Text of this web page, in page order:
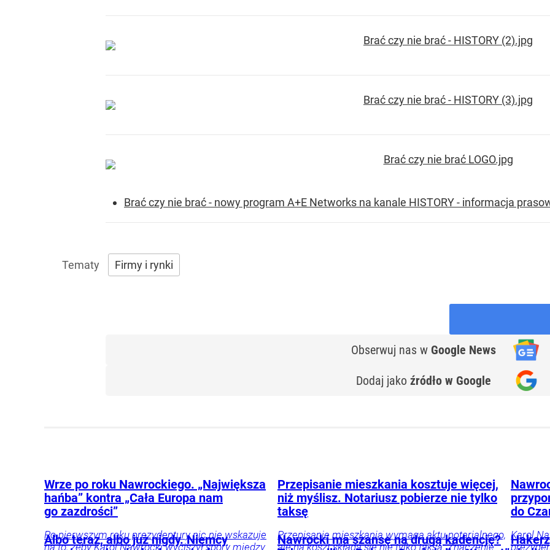
Brać czy nie brać - nowy program A+E Networks na kanale HISTORY - informacja
Firmy i rynki
Obserwuj nas w Google News
Dodaj jako źródło w Google
Wrze po roku Nawrockiego. „Największa
hańba” kontra „Cała Europa nam
go zazdrości”
Po pierwszym roku prezydentury nic nie wskazuje
na to, żeby Karol Nawrocki wyciszył spory między
Przepisanie mieszkania kosztuje więcej,
niż myślisz. Notariusz pobierze nie tylko
taksę
Przepisanie mieszkania wymaga aktu notarialnego,
ale na koszt składa się nie tylko taksa. Znaczenie
do
Karol
Albo teraz, albo już nigdy. Niemcy
Nawrocki ma szansę na drugą kadencję?